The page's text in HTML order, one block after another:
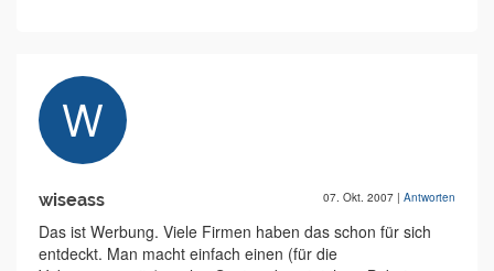
wiseass 07. Okt. 2007 | Antworten
Das ist Werbung. Viele Firmen haben das schon für sich
entdeckt. Man macht einfach einen (für die